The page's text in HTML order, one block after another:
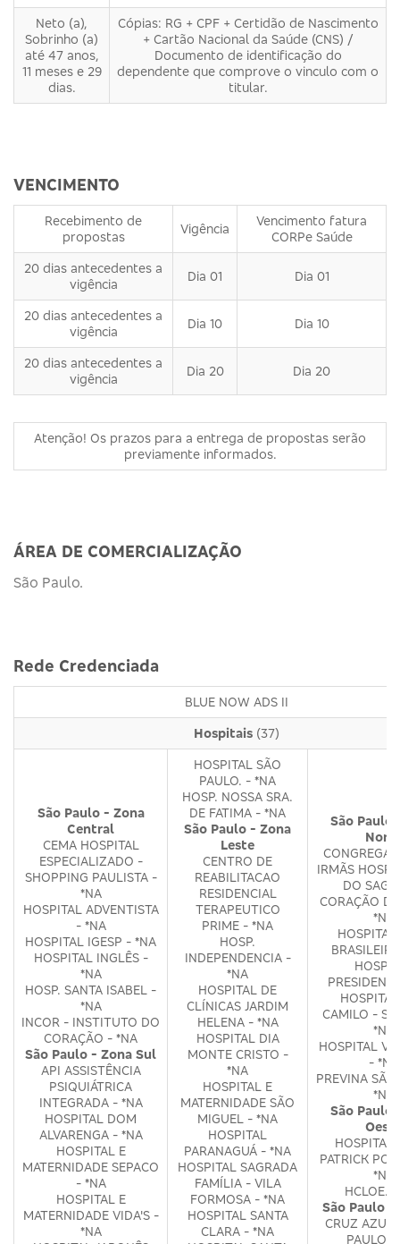
Neto (a),
Sobrinho (a)
até 47 anos,
11 meses e 29
dias.
Cópias: RG + CPF + Certidão de Nascimento
+ Cartão Nacional da Saúde (CNS) /
Documento de identificação do
dependente que comprove o vinculo com o
titular.
VENCIMENTO
Recebimento de
propostas
Vigência
Vencimento fatura
CORPe Saúde
20 dias antecedentes a
vigência
Dia 01 Dia 01
20 dias antecedentes a
vigência
Dia 10 Dia 10
20 dias antecedentes a
vigência
Dia 20 Dia 20
Atenção! Os prazos para a entrega de propostas serão
previamente informados.
ÁREA DE COMERCIALIZAÇÃO
São Paulo.
Rede Credenciada
BLUE NOW ADS II
Hospitais (37)
São Paulo - Zona
Central
CEMA HOSPITAL
ESPECIALIZADO -
SHOPPING PAULISTA -
*NA
HOSPITAL ADVENTISTA
- *NA
HOSPITAL IGESP - *NA
HOSPITAL INGLÊS -
*NA
HOSP. SANTA ISABEL -
*NA
INCOR - INSTITUTO DO
CORAÇÃO - *NA
São Paulo - Zona Sul
API ASSISTÊNCIA
PSIQUIÁTRICA
INTEGRADA - *NA
HOSPITAL DOM
ALVARENGA - *NA
HOSPITAL E
MATERNIDADE SEPACO
- *NA
HOSPITAL E
MATERNIDADE VIDA'S -
*NA
HOSPITAL SÃO
PAULO. - *NA
HOSP. NOSSA SRA.
DE FATIMA - *NA
São Paulo - Zona
Leste
CENTRO DE
REABILITACAO
RESIDENCIAL
TERAPEUTICO
PRIME - *NA
HOSP.
INDEPENDENCIA -
*NA
HOSPITAL DE
CLÍNICAS JARDIM
HELENA - *NA
HOSPITAL DIA
MONTE CRISTO -
*NA
HOSPITAL E
MATERNIDADE SÃO
MIGUEL - *NA
HOSPITAL
PARANAGUÁ - *NA
HOSPITAL SAGRADA
FAMÍLIA - VILA
FORMOSA - *NA
HOSPITAL SANTA
CLARA - *NA
São Paulo
IRMÃS
DO
CORAÇÃO
*NA
CAMILO -
*NA
HOSPITAL
- *NA
PREVINA
*NA
São Paulo
HOSPITAL
PATRICK
*NA
HCLOE.
São Paulo -
CRUZ AZUL
PAULO -